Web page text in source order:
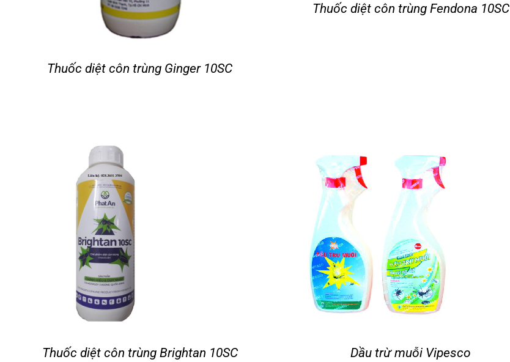
Thuốc diệt côn trùng Ginger 10SC
Thuốc diệt côn trùng Fendona 10SC
Thuốc diệt côn trùng Brightan 10SC Dầu trừ muỗi Vipesco